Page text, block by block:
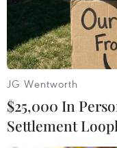
JG Wentworth
$25,000 In
Settlement